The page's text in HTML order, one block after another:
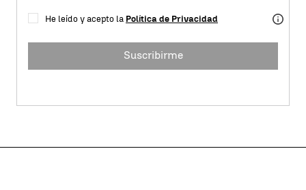
He leído y acepto la Política de Privacidad
Suscribirme